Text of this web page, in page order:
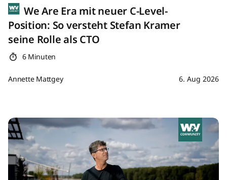
We Are Era mit neuer C-Level-
Position: So versteht Stefan Kramer
seine Rolle als CTO
6 Minuten
Annette Mattgey 6. Aug 2026